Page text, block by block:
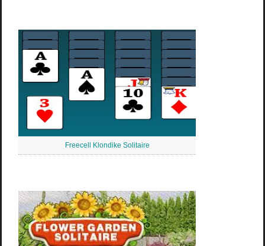
Freecell Klondike Solitaire